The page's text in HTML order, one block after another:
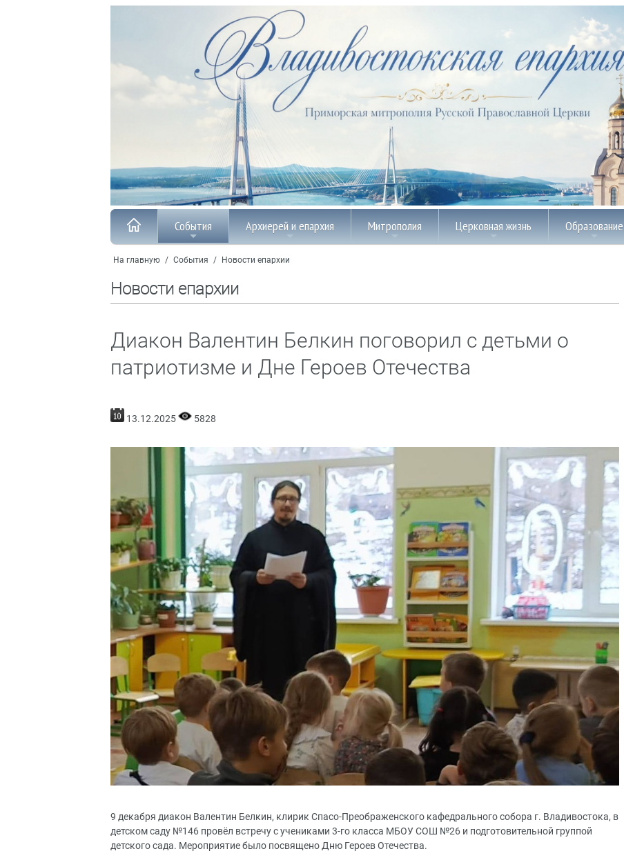
События Архиерей и епархия Митрополия Церковная жизнь Образование
На главную / События / Новости епархии
Новости епархии
Диакон Валентин Белкин поговорил с детьми о
патриотизме и Дне Героев Отечества
13.12.2025 5828
9 декабря диакон Валентин Белкин, клирик Спасо-Преображенского кафедрального собора г. Владивостока, в
детском саду №146 провёл встречу с учениками 3-го класса МБОУ СОШ №26 и подготовительной группой
детского сада. Мероприятие было посвящено Дню Героев Отечества.